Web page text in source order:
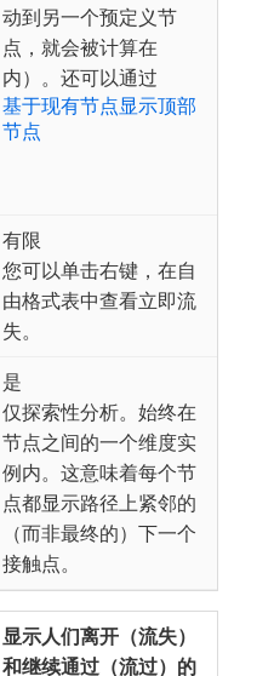
动到另一个预定义节
点，就会被计算在
内）。还可以通过
基于现有节点显示顶部
节点
有限
您可以单击右键，在自
由格式表中查看立即流
失。
是
仅探索性分析。始终在
节点之间的一个维度实
例内。这意味着每个节
点都显示路径上紧邻的
（而非最终的）下一个
接触点。
显示人们离开（流失）
和继续通过（流过）的